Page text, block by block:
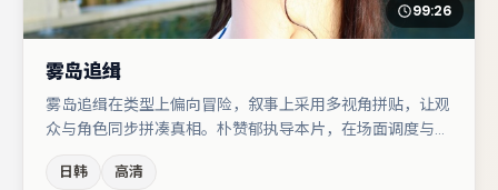
99:26
雾岛追缉
雾岛追缉在类型上偏向冒险，叙事上采用多视角拼贴，让观
众与角色同步拼凑真相。朴赞郁执导本片，在场面调度与表
龙的对手戏构成全片情感锚点，谭卓则以细节塑造推动谜题
日韩 高清